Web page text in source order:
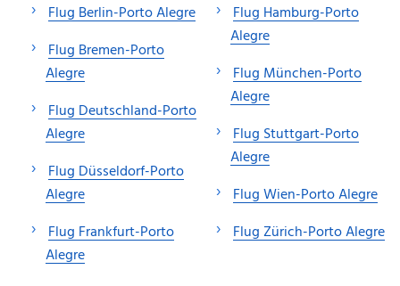
Flug Berlin-Porto Alegre
Flug Bremen-Porto
Alegre
Flug Deutschland-Porto
Alegre
Flug Düsseldorf-Porto
Alegre
Flug Frankfurt-Porto
Alegre
Flug Hamburg-Porto
Alegre
Flug München-Porto
Alegre
Flug Stuttgart-Porto
Alegre
Flug Wien-Porto Alegre
Flug Zürich-Porto Alegre